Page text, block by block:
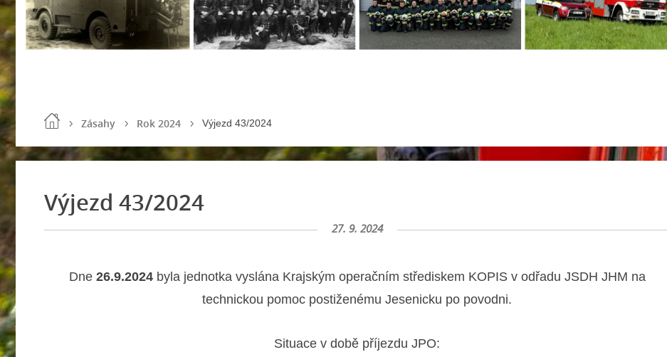
Zásahy Rok 2024 Výjezd 43/2024
Výjezd 43/2024
27. 9. 2024
Dne 26.9.2024 byla jednotka vyslána Krajským operačním střediskem KOPIS v odřadu JSDH JHM na
technickou pomoc postiženému Jesenicku po povodni.
Situace v době příjezdu JPO: